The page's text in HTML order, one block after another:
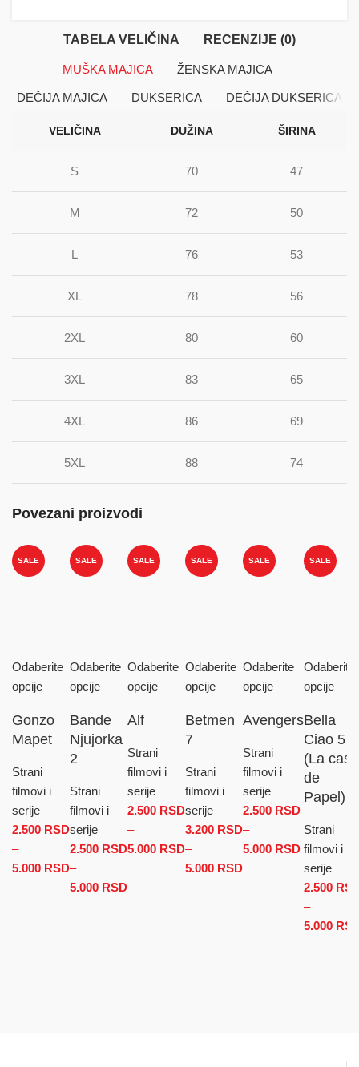
TABELA VELIČINA RECENZIJE (0)
MUŠKA MAJICA ŽENSKA MAJICA
DEČIJA MAJICA DUKSERICA DEČIJA DUKSERICA
VELIČINA DUŽINA ŠIRINA
S 70 47
M 72 50
L 76 53
XL 78 56
2XL 80 60
3XL 83 65
4XL 86 69
5XL 88 74
Povezani proizvodi
SALE
Odaberite
opcije
Gonzo
Mapet
Strani
filmovi i
serije
2.500 RSD
–
5.000 RSDRaspon cena: od 2.500 RSD do 5.000 RSD
SALE
Odaberite
opcije
Bande
Njujorka
2
Strani
filmovi i
serije
2.500 RSD
–
5.000 RSD
SALE
Odaberite
opcije
Alf
Strani
filmovi i
serije
2.500 RSD
–
5.000 RSDRaspon cena: od 2.500 RSD
do 5.000 RSD
SALE
Odaberite
opcije
Betmen
7
Strani
filmovi i
serije
3.200 RSD
–
5.000 RSD Raspon cena: od
3.200 RSD do
SALE
Odaberite
opcije
Avengers
Strani
filmovi i
serije
2.500 RSD
–
5.000 RSD Raspon
cena: od
2.500 RSD
do
5.000 RSD
SALE
Odaberite
opcije
Bella
Ciao 5
(La casa
de
Papel)
Strani
filmovi i
serije
2.500
–
5.000